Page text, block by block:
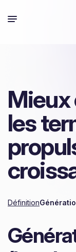
Mieux
les
Définition